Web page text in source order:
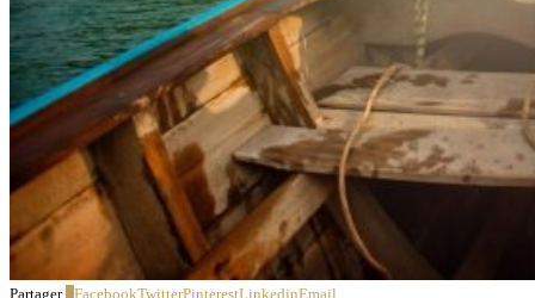
Partager FacebookTwitterPinterestLinkedinEmail